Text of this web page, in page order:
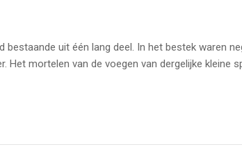
uit één lang deel. In het bestek waren
mortelen van de voegen van dergelijke kleine